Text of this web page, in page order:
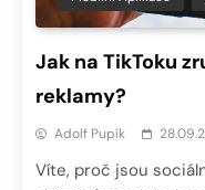
Jak na TikToku
reklamy?
Adolf Pupík
Víte, proč jsou